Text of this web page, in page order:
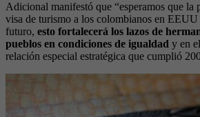
Adicional manifestó que “esperamos que la
visa de turismo a los colombianos en EEUU
futuro, esto fortalecerá los lazos de
pueblos en condiciones de igualdad y en
relación especial estratégica que cumplió